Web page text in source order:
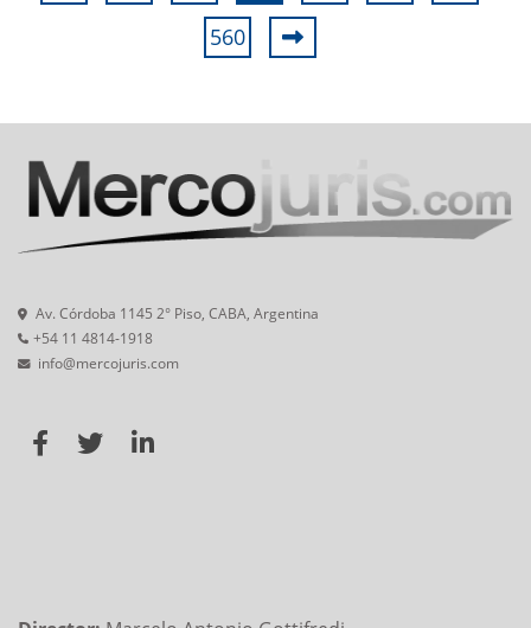
560
Av. Córdoba 1145 2° Piso, CABA, Argentina
+54 11 4814-1918
info@mercojuris.com